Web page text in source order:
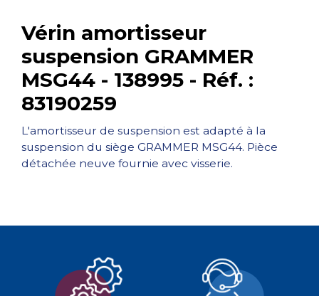
Vérin amortisseur
suspension GRAMMER
MSG44 - 138995 - Réf. :
83190259
L'amortisseur de suspension est adapté à la
suspension du siège GRAMMER MSG44. Pièce
détachée neuve fournie avec visserie.